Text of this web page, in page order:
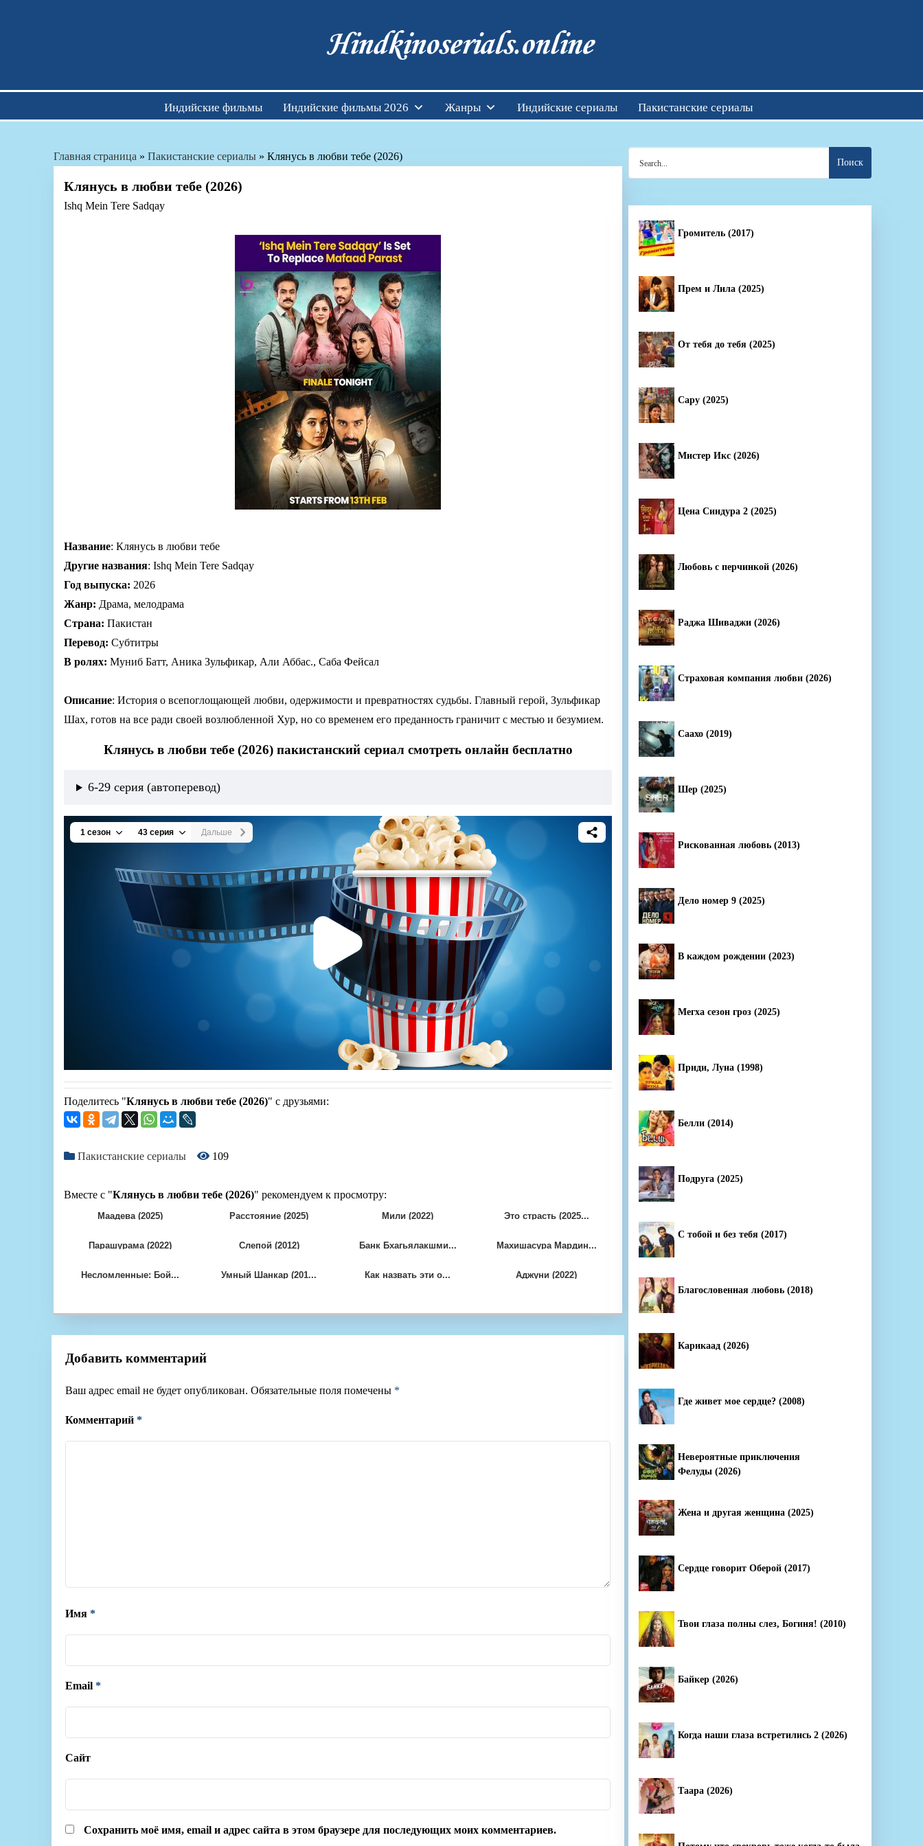
Индийские фильмы смотреть онлайн
Индийские фильмы Индийские фильмы 2026 Жанры Индийские сериалы Пакистанские сериалы
Главная страница » Пакистанские сериалы » Клянусь в любви тебе (2026)
Клянусь в любви тебе (2026)
Ishq Mein Tere Sadqay
Название: Клянусь в любви тебе
Другие названия: Ishq Mein Tere Sadqay
Год выпуска: 2026
Жанр: Драма, мелодрама
Страна: Пакистан
Перевод: Субтитры
В ролях: Муниб Батт, Аника Зульфикар, Али Аббас., Саба Фейсал
Описание: История о всепоглощающей любви, одержимости и превратностях судьбы. Главный герой, Зульфикар
Шах, готов на все ради своей возлюбленной Хур, но со временем его преданность граничит с местью и безумием.
Клянусь в любви тебе (2026) пакистанский сериал смотреть онлайн бесплатно
6-29 серия (автоперевод)
Поделитесь "Клянусь в любви тебе (2026)" с друзьями:
Пакистанские сериалы 109
Вместе с "Клянусь в любви тебе (2026)" рекомендуем к просмотру:
Маадева (2025) Расстояние (2025) Мили (2022) Это страсть (2025...
Парашурама (2022) Слепой (2012) Банк Бхагьялакшми... Махишасура Мардин...
Несломленные: Бой... Умный Шанкар (201... Как назвать эти о... Аджуни (2022)
Добавить комментарий
Ваш адрес email не будет опубликован. Обязательные поля помечены *
Комментарий *
Имя *
Email *
Сайт
Сохранить моё имя, email и адрес сайта в этом браузере для последующих моих комментариев.
for:
Громитель (2017)
Прем и Лила (2025)
От тебя до тебя (2025)
Сару (2025)
Мистер Икс (2026)
Цена Синдура 2 (2025)
Любовь с перчинкой (2026)
Раджа Шиваджи (2026)
Страховая компания любви (2026)
Саахо (2019)
Шер (2025)
Рискованная любовь (2013)
Дело номер 9 (2025)
В каждом рождении (2023)
Мегха сезон гроз (2025)
Приди, Луна (1998)
Белли (2014)
Подруга (2025)
С тобой и без тебя (2017)
Благословенная любовь (2018)
Карикаад (2026)
Где живет мое сердце? (2008)
Невероятные приключения
Фелуды (2026)
Жена и другая женщина (2025)
Сердце говорит Оберой (2017)
Твои глаза полны слез, Богиня! (2010)
Байкер (2026)
Когда наши глаза встретились 2 (2026)
Таара (2026)